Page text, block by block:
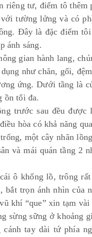
tư, điểm tô thêm
tường lửng và có
Đây là đặc điểm
ánh sáng.
gian hành lang,
như chăn, gối,
ứng. Dưới tầng là
ồn tối đa.
trước sau đều
hòa có khả năng
một cây nhãn
và mái quán tầng 2
ô khổng lồ, trông
bắt trọn ánh nhìn
khí “que” xin tạm vài
sừng sững ở khoảng
cánh tay dài tứ phía